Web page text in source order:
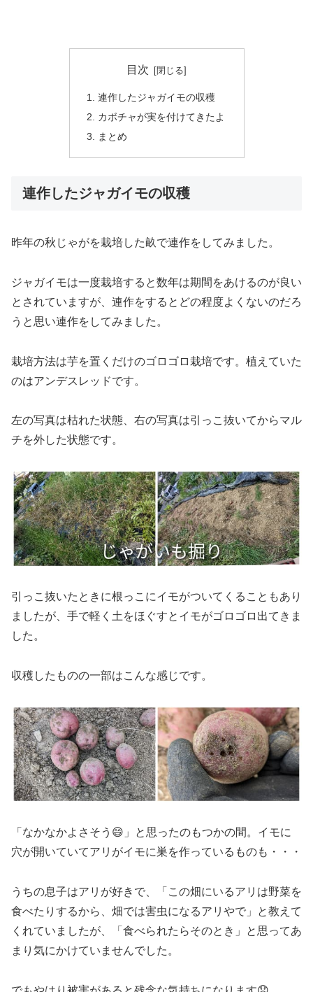
目次
連作したジャガイモの収穫
カボチャが実を付けてきたよ
まとめ
連作したジャガイモの収穫
昨年の秋じゃがを栽培した畝で連作をしてみました。
ジャガイモは一度栽培すると数年は期間をあけるのが良い
とされていますが、連作をするとどの程度よくないのだろ
うと思い連作をしてみました。
栽培方法は芋を置くだけのゴロゴロ栽培です。植えていた
のはアンデスレッドです。
左の写真は枯れた状態、右の写真は引っこ抜いてからマル
チを外した状態です。
引っこ抜いたときに根っこにイモがついてくることもあり
ましたが、手で軽く土をほぐすとイモがゴロゴロ出てきま
した。
収穫したものの一部はこんな感じです。
「なかなかよさそう😄」と思ったのもつかの間。イモに
穴が開いていてアリがイモに巣を作っているものも・・・
うちの息子はアリが好きで、「この畑にいるアリは野菜を
食べたりするから、畑では害虫になるアリやで」と教えて
くれていましたが、「食べられたらそのとき」と思ってあ
まり気にかけていませんでした。